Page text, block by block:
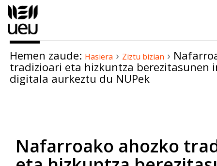
Hemen zaude: Hasiera › Ziztu bizian ›
tradizioari eta hizkuntza berezitasunen
digitala aurkeztu du NUPek
Nafarroako ahozko